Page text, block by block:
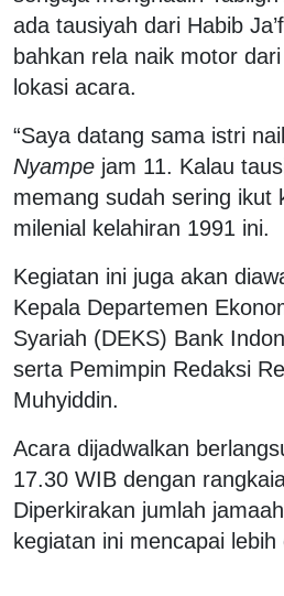
ada tausiyah dari Habib
bahkan rela naik motor
lokasi acara.
“Saya datang sama istri
Nyampe jam 11. Kalau
memang sudah sering ikut
milenial kelahiran 1991 ini.
Kegiatan ini juga akan
Kepala Departemen
Syariah (DEKS) Bank
serta Pemimpin Redaksi
Muhyiddin.
Acara dijadwalkan
17.30 WIB dengan
Diperkirakan jumlah
kegiatan ini mencapai